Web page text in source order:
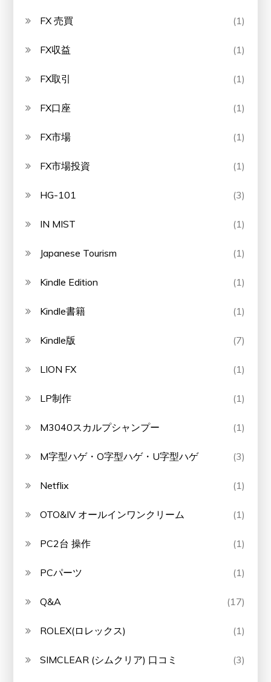
FX 売買 (1)
FX収益 (1)
FX取引 (1)
FX口座 (1)
FX市場 (1)
FX市場投資 (1)
HG-101 (3)
IN MIST (1)
Japanese Tourism (1)
Kindle Edition (1)
Kindle書籍 (1)
Kindle版 (7)
LION FX (1)
LP制作 (1)
M3040スカルプシャンプー (1)
M字型ハゲ・O字型ハゲ・U字型ハゲ (3)
Netflix (1)
OTO&IV オールインワンクリーム (1)
PC2台 操作 (1)
PCパーツ (1)
Q&A (17)
ROLEX(ロレックス) (1)
SIMCLEAR (シムクリア) 口コミ (3)